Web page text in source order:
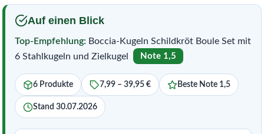
Service
Auf einen Blick
Top-Empfehlung: Boccia-Kugeln Schildkröt Boule Set mit
6 Stahlkugeln und Zielkugel
Note 1,5
6 Produkte 7,99 – 39,95 € Beste Note 1,5
Stand 30.07.2026